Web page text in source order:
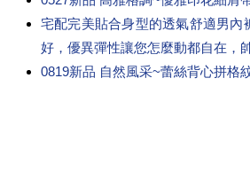
宅配完美貼合身型的透氣舒適男內
好，優異彈性讓您怎麼動都自在，
0819新品 自然風采~蕾絲背心拼格